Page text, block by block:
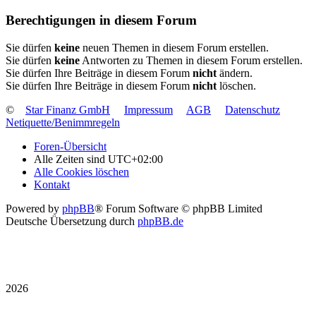
Berechtigungen in diesem Forum
Sie dürfen keine neuen Themen in diesem Forum erstellen.
Sie dürfen keine Antworten zu Themen in diesem Forum erstellen.
Sie dürfen Ihre Beiträge in diesem Forum nicht ändern.
Sie dürfen Ihre Beiträge in diesem Forum nicht löschen.
©
Star Finanz GmbH Impressum AGB
Datenschutz
Netiquette/Benimmregeln
Foren-Übersicht
Alle Zeiten sind UTC+02:00
Alle Cookies löschen
Kontakt
Powered by phpBB® Forum Software © phpBB Limited
Deutsche Übersetzung durch phpBB.de
2026